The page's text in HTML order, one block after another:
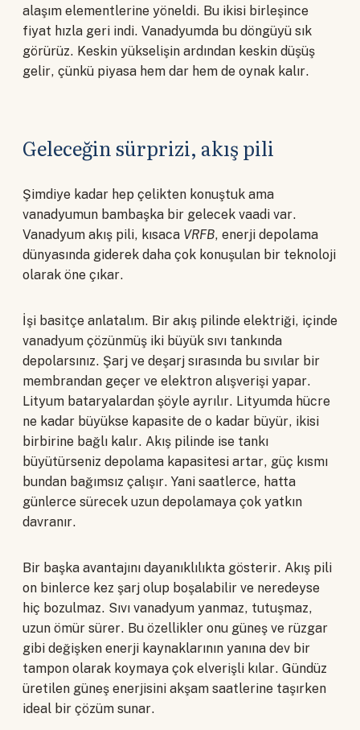
alaşım elementlerine yöneldi. Bu ikisi birleşince
fiyat hızla geri indi. Vanadyumda bu döngüyü sık
görürüz. Keskin yükselişin ardından keskin düşüş
gelir, çünkü piyasa hem dar hem de oynak kalır.
Geleceğin sürprizi, akış pili
Şimdiye kadar hep çelikten konuştuk ama
vanadyumun bambaşka bir gelecek vaadi var.
Vanadyum akış pili, kısaca VRFB, enerji depolama
dünyasında giderek daha çok konuşulan bir teknoloji
olarak öne çıkar.
İşi basitçe anlatalım. Bir akış pilinde elektriği, içinde
vanadyum çözünmüş iki büyük sıvı tankında
depolarsınız. Şarj ve deşarj sırasında bu sıvılar bir
membrandan geçer ve elektron alışverişi yapar.
Lityum bataryalardan şöyle ayrılır. Lityumda hücre
ne kadar büyükse kapasite de o kadar büyür, ikisi
birbirine bağlı kalır. Akış pilinde ise tankı
büyütürseniz depolama kapasitesi artar, güç kısmı
bundan bağımsız çalışır. Yani saatlerce, hatta
günlerce sürecek uzun depolamaya çok yatkın
davranır.
Bir başka avantajını dayanıklılıkta gösterir. Akış pili
on binlerce kez şarj olup boşalabilir ve neredeyse
hiç bozulmaz. Sıvı vanadyum yanmaz, tutuşmaz,
uzun ömür sürer. Bu özellikler onu güneş ve rüzgar
gibi değişken enerji kaynaklarının yanına dev bir
tampon olarak koymaya çok elverişli kılar. Gündüz
üretilen güneş enerjisini akşam saatlerine taşırken
ideal bir çözüm sunar.